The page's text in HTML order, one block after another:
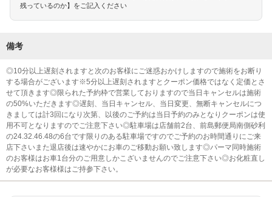
残っているのか】をご記入ください
備考
◎10分以上遅刻されますと次のお客様にご迷惑おかけしますので施術をお断り
する場合がございます※5分以上遅刻されますとクーポン価格ではなく定価とさ
せて頂きます◎限られた予約枠で営業しておりますので当日キャンセルは施術
の50%いただきます◎遅刻、当日キャンセル、当日変更、無断キャンセルにつ
きましては計3回になり次第、以後のご予約は当日予約のみとなりクーポンは使
用不可となりますのでご注意下さい◎駐車場は店舗前2台、前島郵便局南側砂利
の24.32.46.48の6台です限りのある駐車場ですのでご予約のお時間通りにご来
店下さいまた退店後は速やかにお車のご移動お願い致します◎パーマ同時施術
のお客様はお車1台分のご用意しかこざいませんのでご注意下さい◎お化粧直し
が必要なお客様様はご持参下さい。